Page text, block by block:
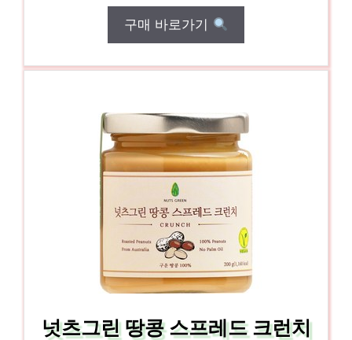
구매 바로가기
넛츠그린 땅콩 스프레드 크런치